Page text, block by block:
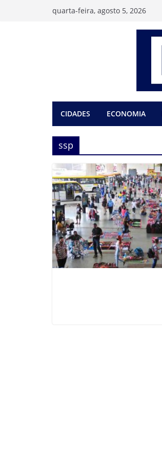
quarta-feira, agosto 5, 2026
CIDADES ECONOMIA
ssp